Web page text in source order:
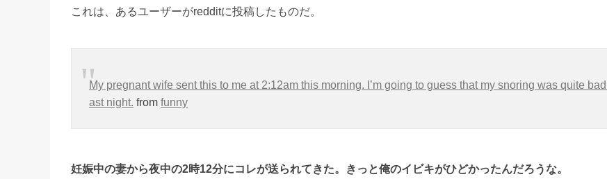
これは、あるユーザーがredditに投稿したものだ。
My pregnant wife sent this to me at 2:12am this morning. I’m going to guess that my snoring was quite bad l
ast night. from funny
妊娠中の妻から夜中の2時12分にコレが送られてきた。きっと俺のイビキがひどかったんだろうな。